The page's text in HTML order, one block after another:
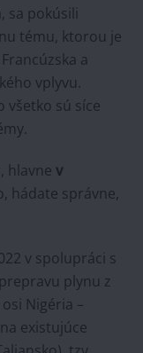
pokúsili
tému, ktorou je
a
vplyvu.
všetko sú síce
hlavne v
hádate správne,
v spolupráci s
plynu z
Nigéria –
existujúce